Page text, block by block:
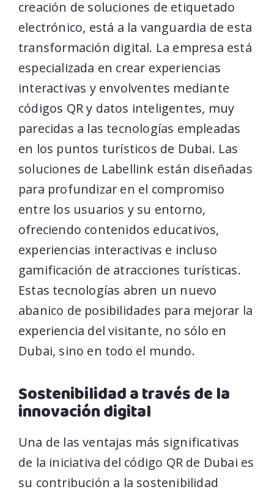
creación de soluciones de etiquetado
electrónico, está a la vanguardia de esta
transformación digital. La empresa está
especializada en crear experiencias
interactivas y envolventes mediante
códigos QR y datos inteligentes, muy
parecidas a las tecnologías empleadas
en los puntos turísticos de Dubai. Las
soluciones de Labellink están diseñadas
para profundizar en el compromiso
entre los usuarios y su entorno,
ofreciendo contenidos educativos,
experiencias interactivas e incluso
gamificación de atracciones turísticas.
Estas tecnologías abren un nuevo
abanico de posibilidades para mejorar la
experiencia del visitante, no sólo en
Dubai, sino en todo el mundo.
Sostenibilidad a través de la
innovación digital
Una de las ventajas más significativas
de la iniciativa del código QR de Dubai es
su contribución a la sostenibilidad